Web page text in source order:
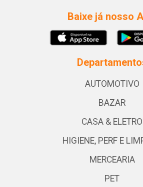
Baixe já nosso
AUTOMOTIVO
BAZAR
CASA & ELETRO
HIGIENE, PERF E
MERCEARIA
PET